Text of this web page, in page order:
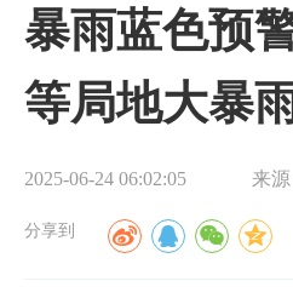
暴雨蓝色预
等局地大暴
2025-06-24 06:02:05 来源
分享到